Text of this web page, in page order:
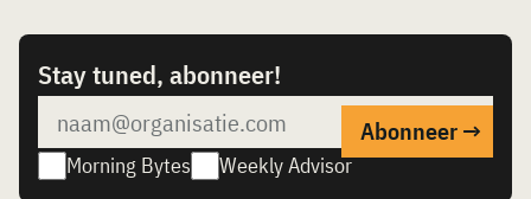
Stay tuned, abonneer!
Morning Bytes Weekly Advisor